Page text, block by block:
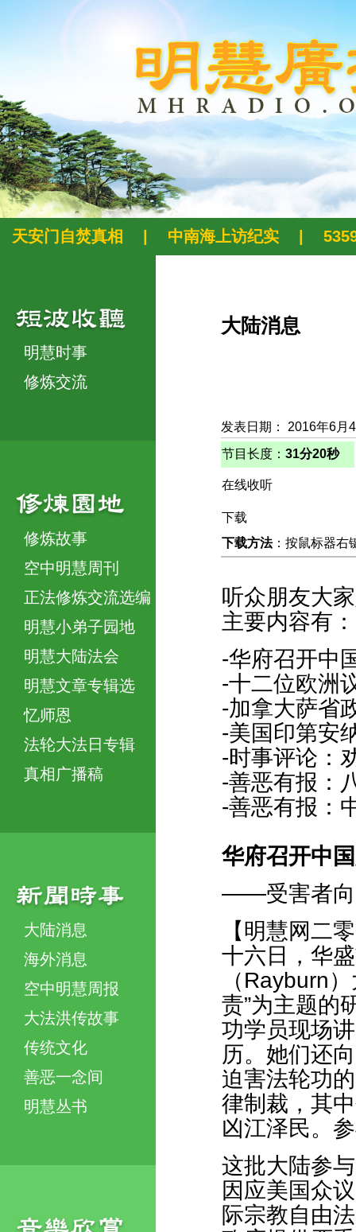
天安门自焚真相 中南海上访纪实
明慧时事
修炼交流
修炼故事
空中明慧周刊
正法修炼交流选编
明慧小弟子园地
明慧大陆法会
明慧文章专辑选
忆师恩
法轮大法日专辑
真相广播稿
大陆消息
海外消息
空中明慧周报
大法洪传故事
传统文化
善恶一念间
明慧丛书
大陆消息
发表日期： 2016年6月
节目长度： 31分20秒
在线收听
下载
下载方法：按鼠标器右
听众朋友大
主要内容有：
-华府召开中
-十二位欧洲
-加拿大萨省
-美国印第安
-时事评论：
-善恶有报：
-善恶有报：
华府召开中
——受害者向
【明慧网二
十六日，华
（Rayburn
责”为主题的
功学员现场
历。她们还
迫害法轮功
律制裁，其
凶江泽民。
这批大陆参
因应美国众
际宗教自由